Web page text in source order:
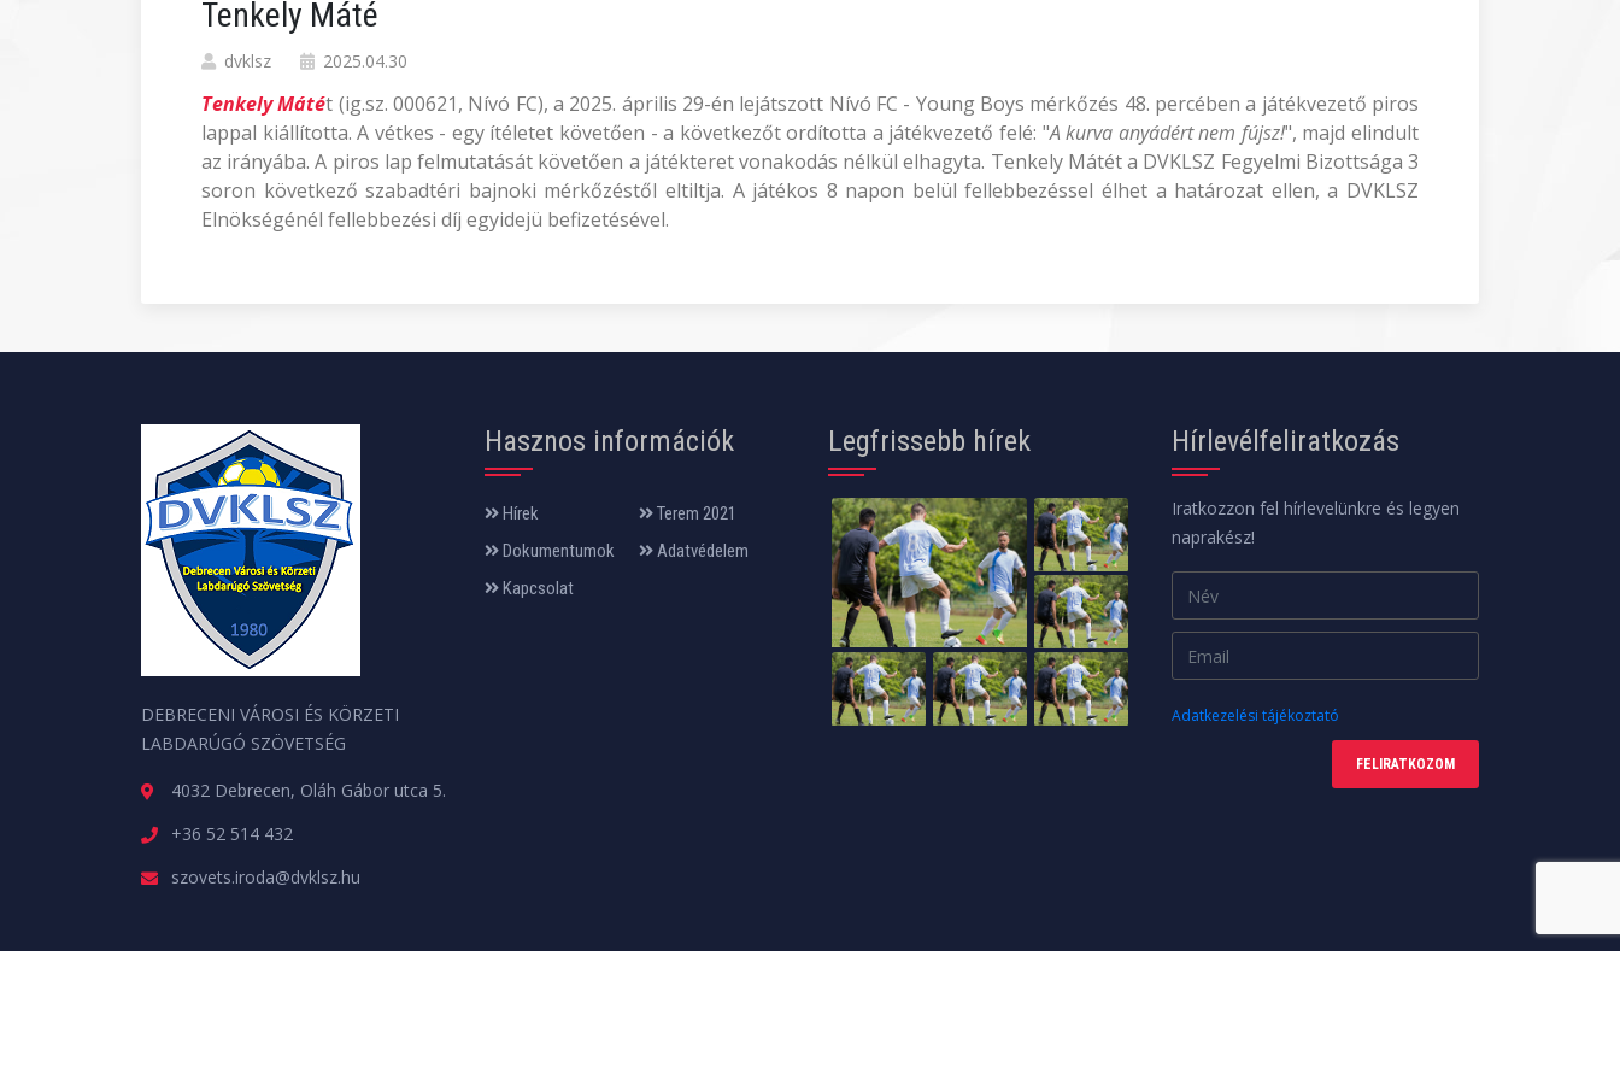
Tenkely Máté
dvklsz 2025.04.30
Tenkely Mátét (ig.sz. 000621, Nívó FC), a 2025. április 29-én lejátszott Nívó FC - Young Boys mérkőzés 48. percében a játékvezető piros
lappal kiállította. A vétkes - egy ítéletet követően - a következőt ordította a játékvezető felé: "A kurva anyádért nem fújsz!", majd elindult
az irányába. A piros lap felmutatását követően a játékteret vonakodás nélkül elhagyta. Tenkely Mátét a DVKLSZ Fegyelmi Bizottsága 3
soron következő szabadtéri bajnoki mérkőzéstől eltiltja. A játékos 8 napon belül fellebbezéssel élhet a határozat ellen, a DVKLSZ
Elnökségénél fellebbezési díj egyidejü befizetésével.
DEBRECENI VÁROSI ÉS KÖRZETI
LABDARÚGÓ SZÖVETSÉG
4032 Debrecen, Oláh Gábor utca 5.
+36 52 514 432
szovets.iroda@dvklsz.hu
Hasznos információk
Hírek
Terem 2021
Dokumentumok
Adatvédelem
Kapcsolat
Legfrissebb hírek Hírlevélfeliratkozás
Iratkozzon fel hírlevelünkre és legyen
naprakész!
Adatkezelési tájékoztató
FELIRATKOZOM